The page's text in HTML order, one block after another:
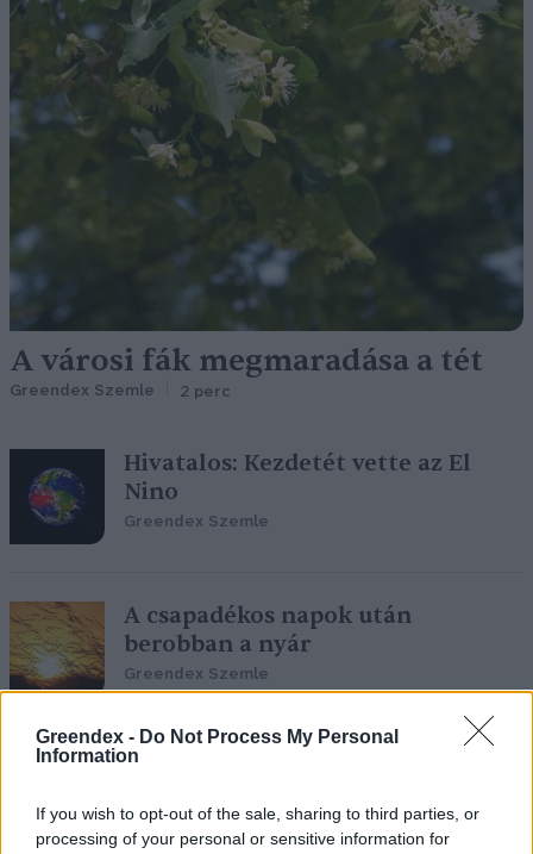
Greendex - Do Not Process My Personal
Information
If you wish to opt-out of the sale, sharing to third parties, or
processing of your personal or sensitive information for
A városi fák megmaradása a tét
Greendex Szemle 2 perc
Hivatalos: Kezdetét vette az El
Nino
Greendex Szemle
A csapadékos napok után
berobban a nyár
Greendex Szemle
Az elmúlt három év átlagát
határt